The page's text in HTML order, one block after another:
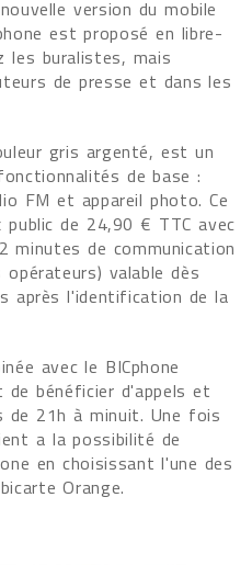
version du mobile
est proposé en libre-
les buralistes, mais
de presse et dans les
gris argenté, est un
de base :
FM et appareil photo. Ce
de 24,90 € TTC avec
de communication
valable dès
après l'identification de la
avec le BICphone
bénéficier d'appels et
21h à minuit. Une fois
a la possibilité de
en choisissant l'une des
Orange.